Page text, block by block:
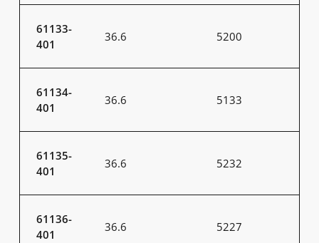
61133-
401
36.6 5200
61134-
401
36.6 5133
61135-
401
36.6 5232
61136-
401
36.6 5227